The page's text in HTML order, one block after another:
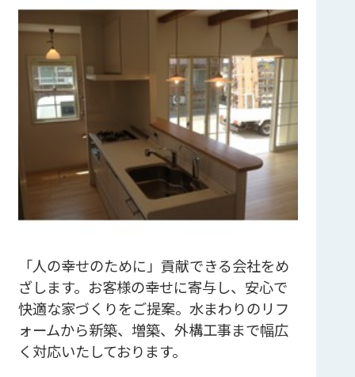
「人の幸せのために」貢献できる会社をめ
ざします。お客様の幸せに寄与し、安心で
快適な家づくりをご提案。水まわりのリフ
ォームから新築、増築、外構工事まで幅広
く対応いたしております。